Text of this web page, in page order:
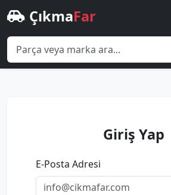
ÇıkmaFar
Giriş Yap
E-Posta Adresi